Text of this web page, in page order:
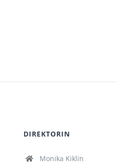
DIREKTORIN
Monika Kiklin